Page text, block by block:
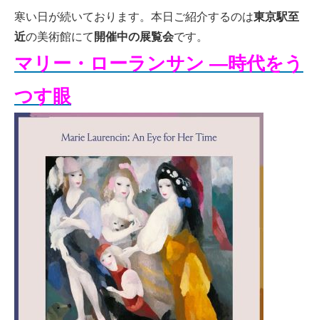
寒い日が続いております。本日ご紹介するのは東京駅至
近の美術館にて 開催中の展覧会です。
マリー・ローランサン ―時代をう
つす眼